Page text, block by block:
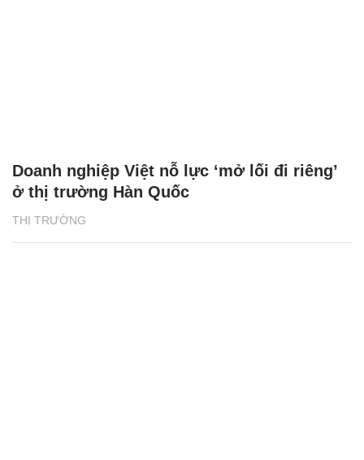
THỊ TRƯỜNG
Doanh nghiệp Việt nỗ lực ‘mở lối đi riêng’
ở thị trường Hàn Quốc